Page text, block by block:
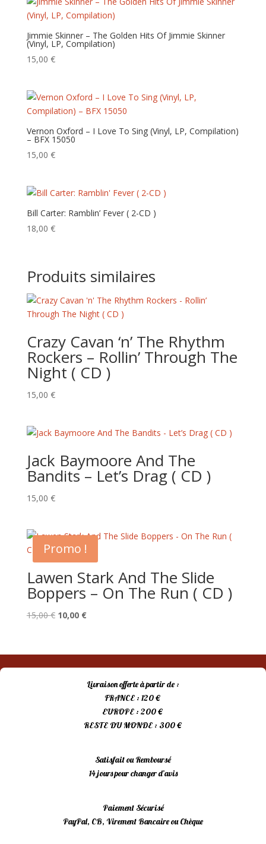
Jimmie Skinner – The Golden Hits Of Jimmie Skinner
(Vinyl, LP, Compilation)
15,00 €
Vernon Oxford – I Love To Sing (Vinyl, LP, Compilation)
– BFX 15050
15,00 €
Bill Carter: Ramblin’ Fever ( 2-CD )
18,00 €
Produits similaires
Crazy Cavan ‘n’ The Rhythm
Rockers – Rollin’ Through The
Night ( CD )
15,00 €
Jack Baymoore And The
Bandits – Let’s Drag ( CD )
15,00 €
Promo !
Lawen Stark And The Slide
Boppers – On The Run ( CD )
15,00€ Le
était :
15,00 €.
10,00 €Le
est :
10,00 €.
Livraison offerte à partir de :
FRANCE : 120 €
EUROPE : 200 €
RESTE DU MONDE : 300 €
Satisfait ou Remboursé
14 jours pour changer d’avis
Paiement Sécurisé
PayPal, CB, Virement Bancaire ou Chèque